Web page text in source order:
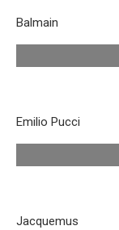
Balmain
Emilio Pucci
Jacquemus